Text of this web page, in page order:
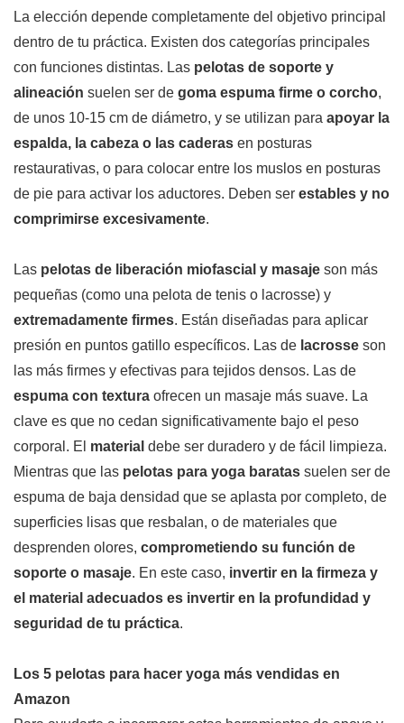
La elección depende completamente del objetivo principal
dentro de tu práctica. Existen dos categorías principales
con funciones distintas. Las pelotas de soporte y
alineación suelen ser de goma espuma firme o corcho,
de unos 10-15 cm de diámetro, y se utilizan para apoyar la
espalda, la cabeza o las caderas en posturas
restaurativas, o para colocar entre los muslos en posturas
de pie para activar los aductores. Deben ser estables y no
comprimirse excesivamente.
Las pelotas de liberación miofascial y masaje son más
pequeñas (como una pelota de tenis o lacrosse) y
extremadamente firmes. Están diseñadas para aplicar
presión en puntos gatillo específicos. Las de lacrosse son
las más firmes y efectivas para tejidos densos. Las de
espuma con textura ofrecen un masaje más suave. La
clave es que no cedan significativamente bajo el peso
corporal. El material debe ser duradero y de fácil limpieza.
Mientras que las pelotas para yoga baratas suelen ser de
espuma de baja densidad que se aplasta por completo, de
superficies lisas que resbalan, o de materiales que
desprenden olores, comprometiendo su función de
soporte o masaje. En este caso, invertir en la firmeza y
el material adecuados es invertir en la profundidad y
seguridad de tu práctica.
Los 5 pelotas para hacer yoga más vendidas en
Amazon